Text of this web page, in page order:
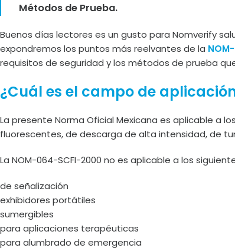
Métodos de Prueba.
Buenos días lectores es un gusto para Nomverify
expondremos los puntos más reelvantes de la
requisitos de seguridad y los métodos de prueba
¿Cuál es el campo de
La presente Norma Oficial Mexicana es aplicable a
fluorescentes, de descarga de alta intensidad, de
La NOM-064-SCFI-2000 no es aplicable a los
de señalización
exhibidores portátiles
sumergibles
para aplicaciones terapéuticas
para alumbrado de emergencia